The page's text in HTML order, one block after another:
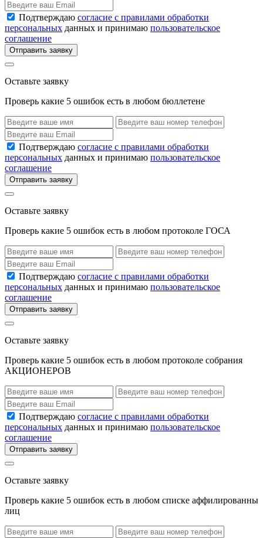
Подтверждаю согласие с правилами обработки
персональных данных и принимаю пользовательское
соглашение
Отправить заявку
Оставьте заявку
Проверь какие 5 ошибок есть в любом бюллетене
Подтверждаю согласие с правилами обработки
персональных данных и принимаю пользовательское
соглашение
Отправить заявку
Оставьте заявку
Проверь какие 5 ошибок есть в любом протоколе ГОСА
Подтверждаю согласие с правилами обработки
персональных данных и принимаю пользовательское
соглашение
Отправить заявку
Оставьте заявку
Проверь какие 5 ошибок есть в любом протоколе собрания
АКЦИОНЕРОВ
Подтверждаю согласие с правилами обработки
персональных данных и принимаю пользовательское
соглашение
Отправить заявку
Оставьте заявку
Проверь какие 5 ошибок есть в любом списке аффилированны
лиц